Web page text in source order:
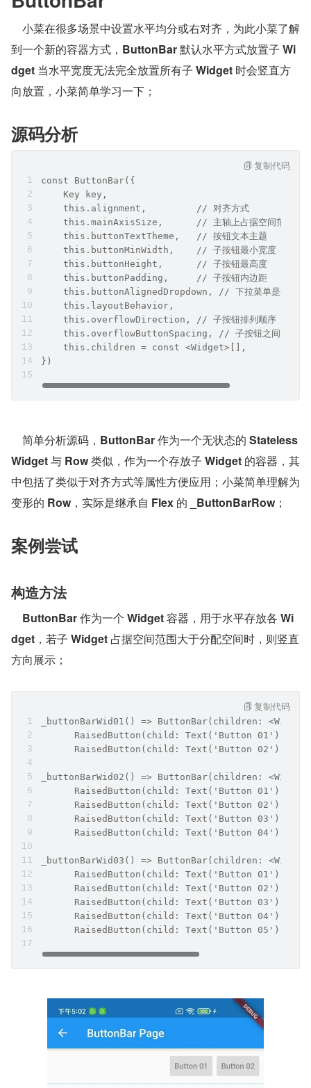
小菜在很多场景中设置水平均分或右对齐，为此小菜了解
到一个新的容器方式， ButtonBar 默认水平方式放置子 Wi
dget 当水平宽度无法完全放置所有子 Widget 时会竖直方
向放置，小菜简单学习一下；
源码分析
const ButtonBar({
    Key key,
    this.alignment,         // 对齐方式
    this.mainAxisSize,      // 主轴上占据空间范围
    this.buttonTextTheme,   // 按钮文本主题
    this.buttonMinWidth,    // 子按钮最小宽度
    this.buttonHeight,      // 子按钮最高度
    this.buttonPadding,     // 子按钮内边距
this.buttonAlignedDropdown, // 下拉菜单是否与子
    this.layoutBehavior,
    this.overflowDirection, // 子按钮排列顺序
    this.overflowButtonSpacing, // 子按钮之间间距
    this.children = const <Widget>[],
})
复制代码
简单分析源码， ButtonBar 作为一个无状态的 Stateless
Widget 与 Row 类似，作为一个存放子 Widget 的容器，其
中包括了类似于对齐方式等属性方便应用；小菜简单理解为
变形的 Row ，实际是继承自 Flex 的 _ButtonBarRow ；
案例尝试
构造方法
ButtonBar 作为一个 Widget 容器，用于水平存放各 Wi
dget ，若子 Widget 占据空间范围大于分配空间时，则竖直
方向展示；
_buttonBarWid01() => ButtonBar(children:
RaisedButton(child: Text('Button 01'),
RaisedButton(child: Text('Button 02'),
_buttonBarWid02() => ButtonBar(children:
RaisedButton(child: Text('Button 01'),
RaisedButton(child: Text('Button 02'),
RaisedButton(child: Text('Button 03'),
RaisedButton(child: Text('Button 04'),
_buttonBarWid03() => ButtonBar(children:
RaisedButton(child: Text('Button 01'),
RaisedButton(child: Text('Button 02'),
RaisedButton(child: Text('Button 03'),
RaisedButton(child: Text('Button 04'),
RaisedButton(child: Text('Button 05'),
复制代码